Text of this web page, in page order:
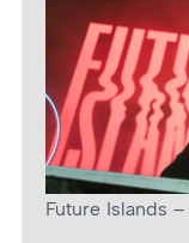
Future Islands